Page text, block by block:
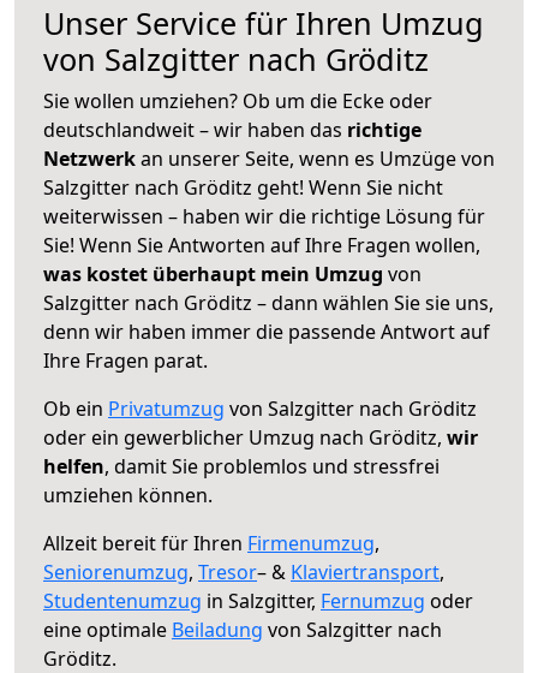
Unser Service für Ihren Umzug
von Salzgitter nach Gröditz
Sie wollen umziehen? Ob um die Ecke oder
deutschlandweit – wir haben das richtige
Netzwerkan unserer Seite, wenn es Umzüge von
Salzgitter nach Gröditz geht! Wenn Sie nicht
weiterwissen – haben wir die richtige Lösung für
Sie! Wenn Sie Antworten auf Ihre Fragen wollen,
was kostet überhaupt mein Umzug von
Salzgitter nach Gröditz – dann wählen Sie sie uns,
denn wir haben immer die passende Antwort auf
Ihre Fragen parat.
Ob ein Privatumzug von Salzgitter nach Gröditz
oder ein gewerblicher Umzug nach Gröditz, wir
helfen, damit Sie problemlos und stressfrei
umziehen können.
Allzeit bereit für Ihren Firmenumzug,
Seniorenumzug, Tresor– & Klaviertransport,
Studentenumzug in Salzgitter, Fernumzug oder
eine optimale Beiladung von Salzgitter nach
Gröditz.